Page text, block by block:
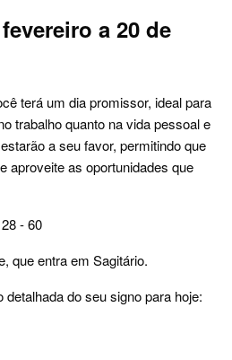
a 20 de
terá um dia promissor, ideal para
trabalho quanto na vida pessoal e
a seu favor, permitindo que
aproveite as oportunidades que
- 60
que entra em Sagitário.
do seu signo para hoje: